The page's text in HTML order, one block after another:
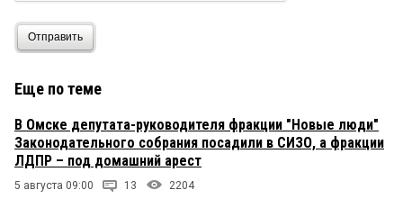
Отправить
Еще по теме
В Омске депутата-руководителя фракции "Новые люди"
Законодательного собрания посадили в СИЗО, а фракции
ЛДПР – под домашний арест
5 августа 09:00 13 2204